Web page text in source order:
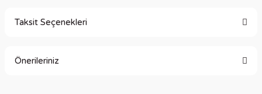
Taksit Seçenekleri
Önerileriniz